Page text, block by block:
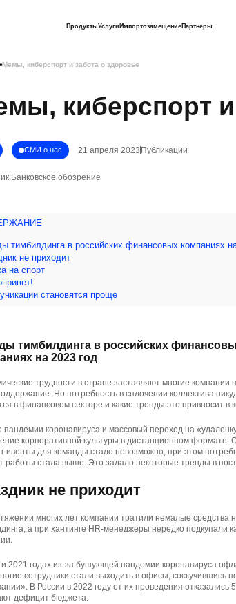
ПродуктыУслугиИмпортозамещениеПартнеры
Мемы, киберспорт и забота о здоровье
киберспорт
СМИ о нас 21 апреля 2023 Публикации
Банковское обозрение
тимбилдинга в российских финансовых компаниях
не приходит
на спорт
становятся проще
тимбилдинга в российских
на 2023 год
трудности в стране заставляют многие
Но потребность в сплочении коллектива
в финансовом секторе и какие тренды это привносит в
пандемии коронавируса и массовый переход на
корпоративной культуры в дистанционном
ивенты для команды стало невозможно, при этом
работы стала выше. Это задало некоторые тренды в
не приходит
многих лет компании тратили немалые
а при хантинге HR-менеджеры нередко подкупали
2021 годах из-за бушующей пандемии коронавируса
сотрудники стали выходить в офисы,
В России в 2022 году от их проведения
дефицит бюджета.